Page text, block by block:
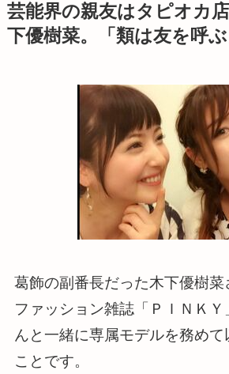
芸能界の親友はタピオカ
下優樹菜。「類は友を呼ぶ
葛飾の副番長だった木下優樹菜
ファッション雑誌「ＰＩＮＫＹ
んと一緒に専属モデルを務め
ことです。